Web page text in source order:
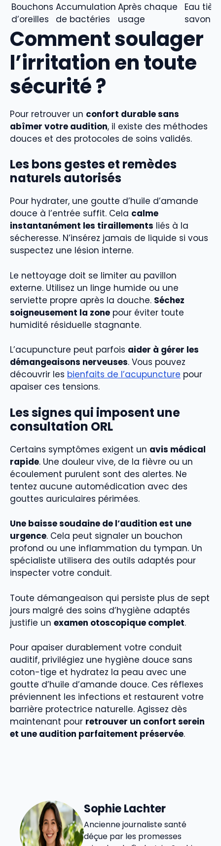
Bouchons
d’oreilles
Accumulation
de bactéries
Après chaque
usage
Eau
Comment soulager
l’irritation en toute
sécurité ?
Pour retrouver un confort durable sans
abîmer votre audition, il existe des méthodes
douces et des protocoles de soins validés.
Les bons gestes et remèdes
naturels autorisés
Pour hydrater, une goutte d’huile d’amande
douce à l’entrée suffit. Cela calme
instantanément les tiraillements liés à la
sécheresse. N’insérez jamais de liquide si vous
suspectez une lésion interne.
Le nettoyage doit se limiter au pavillon
externe. Utilisez un linge humide ou une
serviette propre après la douche. Séchez
soigneusement la zone pour éviter toute
humidité résiduelle stagnante.
L’acupuncture peut parfois aider à gérer les
démangeaisons nerveuses. Vous pouvez
découvrir les bienfaits de l’acupuncture pour
apaiser ces tensions.
Les signes qui imposent une
consultation ORL
Certains symptômes exigent un avis médical
rapide. Une douleur vive, de la fièvre ou un
écoulement purulent sont des alertes. Ne
tentez aucune automédication avec des
gouttes auriculaires périmées.
Une baisse soudaine de l’audition est une
urgence. Cela peut signaler un bouchon
profond ou une inflammation du tympan. Un
spécialiste utilisera des outils adaptés pour
inspecter votre conduit.
Toute démangeaison qui persiste plus de sept
jours malgré des soins d’hygiène adaptés
justifie un examen otoscopique complet.
Pour apaiser durablement votre conduit
auditif, privilégiez une hygiène douce sans
coton-tige et hydratez la peau avec une
goutte d’huile d’amande douce. Ces réflexes
préviennent les infections et restaurent votre
barrière protectrice naturelle. Agissez dès
maintenant pour retrouver un confort serein
et une audition parfaitement préservée.
Sophie Lachter
Ancienne journaliste santé
déçue par les promesses